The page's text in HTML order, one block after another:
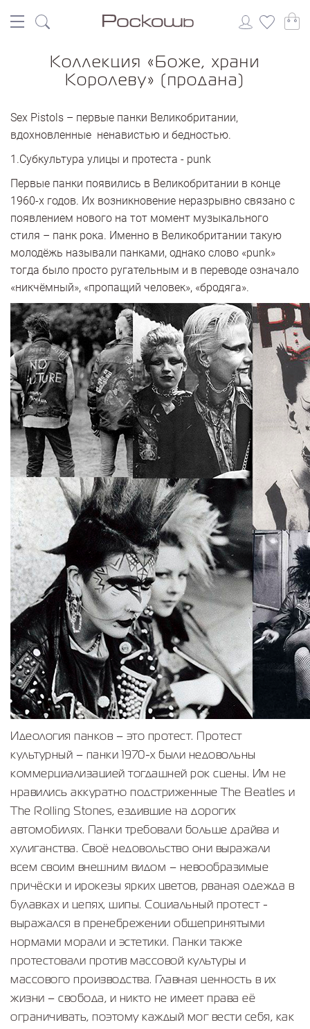
Коллекция «Боже, храни
Королеву» (продана)
Sex Pistols – первые панки Великобритании,
вдохновленные ненавистью и бедностью.
1.Субкультура улицы и протеста - punk
Первые панки появились в Великобритании в конце
1960-х годов. Их возникновение неразрывно связано с
появлением нового на тот момент музыкального
стиля – панк рока. Именно в Великобритании такую
молодёжь называли панками, однако слово «punk»
тогда было просто ругательным и в переводе означало
«никчёмный», «пропащий человек», «бродяга».
Идеология панков – это протест. Протест
культурный – панки 1970-х были недовольны
коммерциализацией тогдашней рок сцены. Им не
нравились аккуратно подстриженные The Beatles и
The Rolling Stones, ездившие на дорогих
автомобилях. Панки требовали больше драйва и
хулиганства. Своё недовольство они выражали
всем своим внешним видом – невообразимые
причёски и ирокезы ярких цветов, рваная одежда в
булавках и цепях, шипы. Социальный протест -
выражался в пренебрежении общепринятыми
нормами морали и эстетики. Панки также
протестовали против массовой культуры и
массового производства. Главная ценность в их
жизни – свобода, и никто не имеет права её
ограничивать, поэтому каждый мог вести себя, как